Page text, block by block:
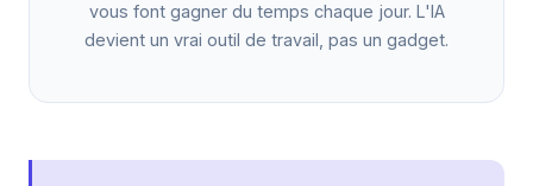
vous font gagner du temps chaque jour. L'IA
devient un vrai outil de travail, pas un gadget.